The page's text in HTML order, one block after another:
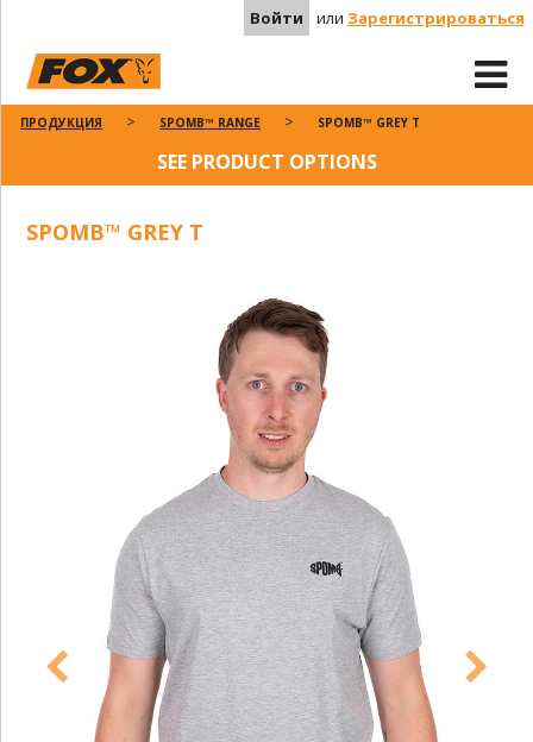
Войти или Зарегистрироваться
ПРОДУКЦИЯ SPOMB™ RANGE SPOMB™ GREY T
SEE PRODUCT OPTIONS
SPOMB™ GREY T